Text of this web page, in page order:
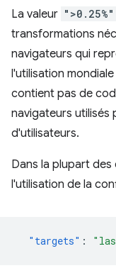
La valeur ">0.25%"
transformations
navigateurs qui
l'utilisation
contient pas de
navigateurs utilisés
d'utilisateurs.
Dans la plupart
l'utilisation de la
"targets" :